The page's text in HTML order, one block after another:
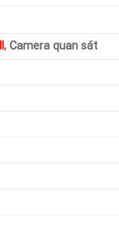
, Camera quan sát